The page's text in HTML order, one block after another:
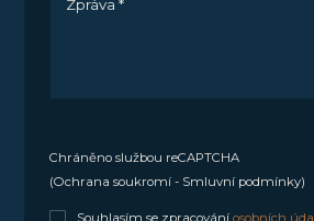
Zpráva *
Chráněno službou reCAPTCHA
(Ochrana soukromí - Smluvní podmínky)